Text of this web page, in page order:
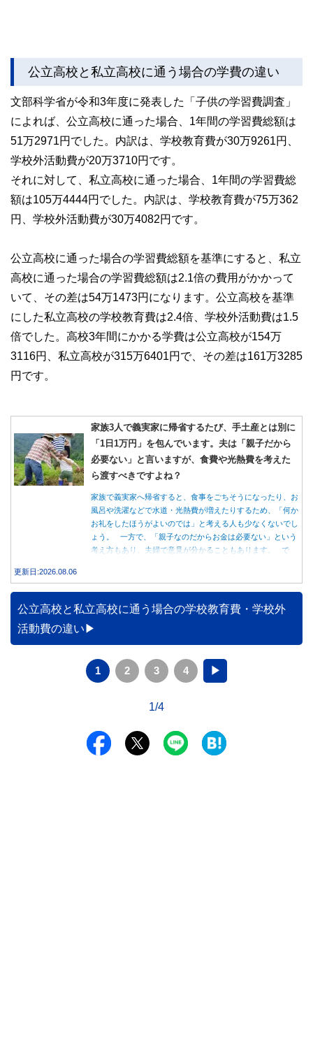
公立高校と私立高校に通う場合の学費の違い
文部科学省が令和3年度に発表した「子供の学習費調査」
によれば、公立高校に通った場合、1年間の学習費総額は
51万2971円でした。内訳は、学校教育費が30万9261円、
学校外活動費が20万3710円です。
それに対して、私立高校に通った場合、1年間の学習費総
額は105万4444円でした。内訳は、学校教育費が75万362
円、学校外活動費が30万4082円です。
公立高校に通った場合の学習費総額を基準にすると、私立
高校に通った場合の学習費総額は2.1倍の費用がかかって
いて、その差は54万1473円になります。公立高校を基準
にした私立高校の学校教育費は2.4倍、学校外活動費は1.5
倍でした。高校3年間にかかる学費は公立高校が154万
3116円、私立高校が315万6401円で、その差は161万3285
円です。
家族3人で義実家に帰省するたび、手土産とは別に
「1日1万円」を包んでいます。夫は「親子だから
必要ない」と言いますが、食費や光熱費を考えた
ら渡すべきですよね？
家族で義実家へ帰省すると、食事をごちそうになったり、お
風呂や洗濯などで水道・光熱費が増えたりするため、「何か
お礼をしたほうがよいのでは」と考える人も少なくないでし
ょう。 一方で、「親子なのだからお金は必要ない」という
考え方もあり、夫婦で意見が分かることもあります。 で
ます。
更新日:2026.08.06
公立高校と私立高校に通う場合の学校教育費・学校外
活動費の違い
1 2 3 4 ▶
1/4